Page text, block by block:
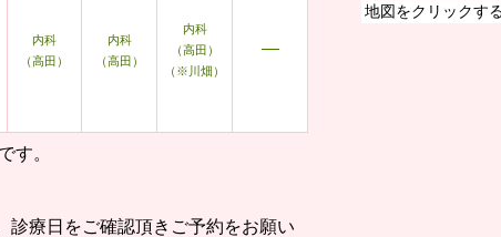
内科
（高田）
内科
（高田）
内科
（高田）
（※川畑）
―
す。
診療日をご確認頂きご予約をお願い
地図をクリックす